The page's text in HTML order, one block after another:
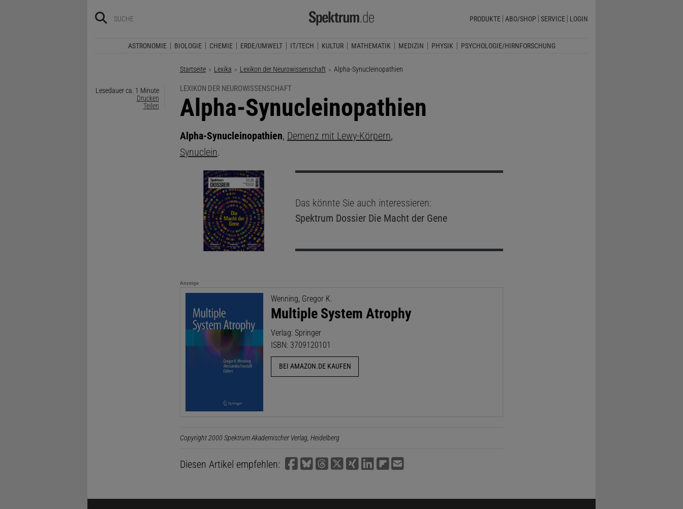
PRODUKTE ABO/SHOP SERVICE LOGIN
ASTRONOMIE BIOLOGIE CHEMIE ERDE/UMWELT IT/TECH KULTUR MATHEMATIK MEDIZIN PHYSIK PSYCHOLOGIE/HIRNFORSCHUNG
Startseite Lexika Lexikon der Neurowissenschaft Aktuelle Seite:
Alpha-Synucleinopathien
Lesedauer ca. 1 Minute
Drucken
Teilen
LEXIKON DER NEUROWISSENSCHAFT
:
Alpha-Synucleinopathien
Alpha-Synucleinopathien, Demenz mit Lewy-Körpern,
Synuclein.
Das könnte Sie auch interessieren:
Spektrum DossierDie Macht der Gene
Anzeige
Wenning, Gregor K.
Multiple System Atrophy
Verlag: Springer
ISBN: 3709120101
BEI AMAZON.DE KAUFEN
Copyright 2000 Spektrum Akademischer Verlag, Heidelberg
Diesen Artikel empfehlen: